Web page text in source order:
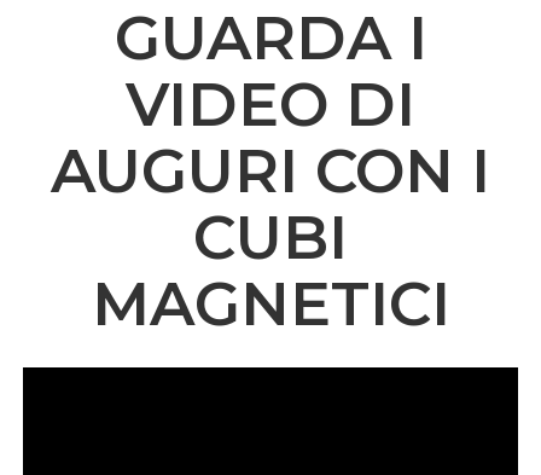
GUARDA I
VIDEO DI
AUGURI CON I
CUBI
MAGNETICI